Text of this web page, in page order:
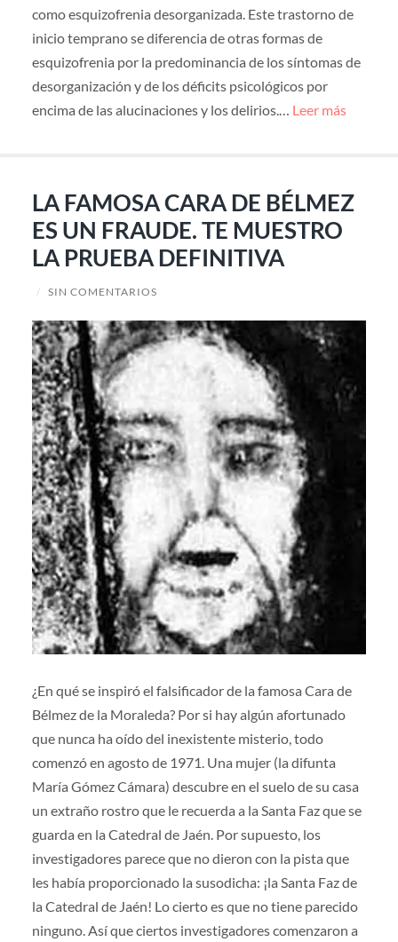
como esquizofrenia desorganizada. Este trastorno de
inicio temprano se diferencia de otras formas de
esquizofrenia por la predominancia de los síntomas de
desorganización y de los déficits psicológicos por
encima de las alucinaciones y los delirios.… Leer más
LA FAMOSA CARA DE BÉLMEZ
ES UN FRAUDE. TE MUESTRO
LA PRUEBA DEFINITIVA
/ SIN COMENTARIOS
¿En qué se inspiró el falsificador de la famosa Cara de
Bélmez de la Moraleda? Por si hay algún afortunado
que nunca ha oído del inexistente misterio, todo
comenzó en agosto de 1971. Una mujer (la difunta
María Gómez Cámara) descubre en el suelo de su casa
un extraño rostro que le recuerda a la Santa Faz que se
guarda en la Catedral de Jaén. Por supuesto, los
investigadores parece que no dieron con la pista que
les había proporcionado la susodicha: ¡la Santa Faz de
la Catedral de Jaén! Lo cierto es que no tiene parecido
ninguno. Así que ciertos investigadores comenzaron a